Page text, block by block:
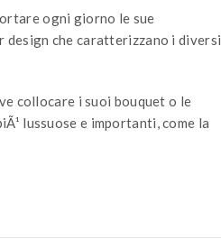
ogni giorno le sue
design che caratterizzano i diversi
collocare i suoi bouquet o le
lussuose e importanti, come la